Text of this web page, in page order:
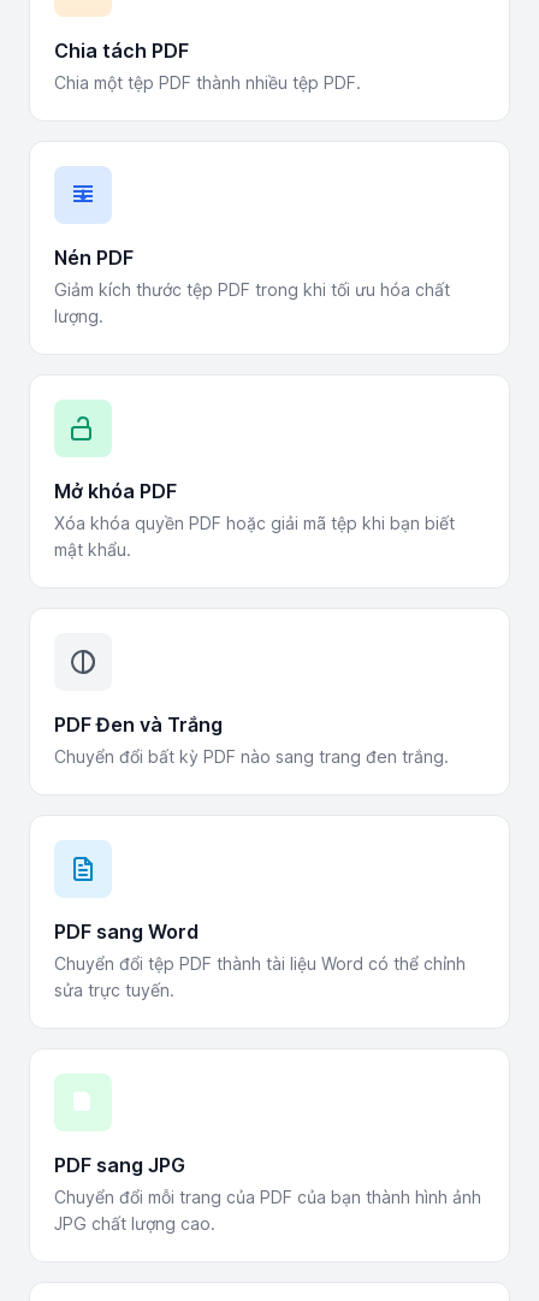
Chia tách PDF
Chia một tệp PDF thành nhiều tệp PDF.
Nén PDF
Giảm kích thước tệp PDF trong khi tối ưu hóa chất
lượng.
Mở khóa PDF
Xóa khóa quyền PDF hoặc giải mã tệp khi bạn biết
mật khẩu.
PDF Đen và Trắng
Chuyển đổi bất kỳ PDF nào sang trang đen trắng.
PDF sang Word
Chuyển đổi tệp PDF thành tài liệu Word có thể chỉnh
sửa trực tuyến.
PDF sang JPG
Chuyển đổi mỗi trang của PDF của bạn thành hình ảnh
JPG chất lượng cao.